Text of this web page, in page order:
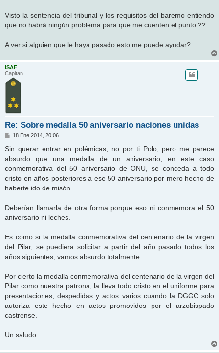
Visto la sentencia del tribunal y los requisitos del baremo entiendo
que no habrá ningún problema para que me cuenten el punto ??
A ver si alguien que le haya pasado esto me puede ayudar?
ISAF
Capitan
Re: Sobre medalla 50 aniversario naciones unidas
M
n
a
j
e
18 Ene 2014, 20:06
Sin querar entrar en polémicas, no por ti Polo, pero me parece
absurdo que una medalla de un aniversario, en este caso
conmemorativa del 50 aniversario de ONU, se conceda a todo
cristo en años posteriores a ese 50 aniversario por mero hecho de
haberte ido de misón.
Deberían llamarla de otra forma porque eso ni conmemora el 50
aniversario ni leches.
Es como si la medalla conmemorativa del centenario de la virgen
del Pilar, se puediera solicitar a partir del año pasado todos los
años siguientes, vamos absurdo totalmente.
Por cierto la medalla conmemorativa del centenario de la virgen del
Pilar como nuestra patrona, la lleva todo cristo en el uniforme para
presentaciones, despedidas y actos varios cuando la DGGC solo
autoriza este hecho en actos promovidos por el arzobispado
castrense.
Un saludo.